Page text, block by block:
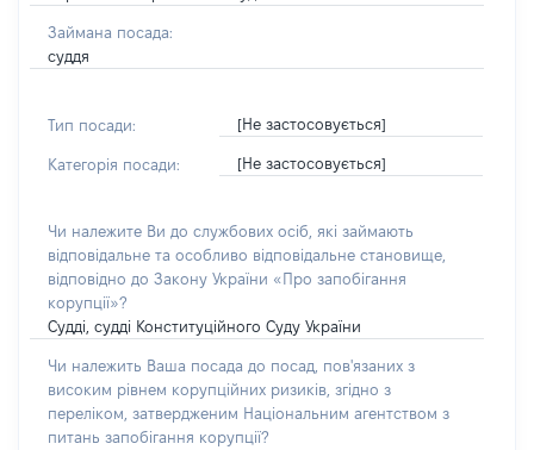
Займана посада:
суддя
Тип посади: [Не застосовується]
Категорія посади: [Не застосовується]
Чи належите Ви до службових осіб, які займають
відповідальне та особливо відповідальне становище,
відповідно до Закону України «Про запобігання
корупції»?
Судді, судді Конституційного Суду України
Чи належить Ваша посада до посад, пов'язаних з
високим рівнем корупційних ризиків, згідно з
переліком, затвердженим Національним агентством з
питань запобігання корупції?